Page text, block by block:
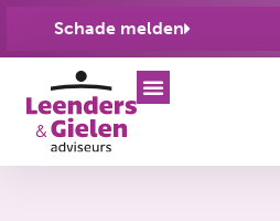
Schade melden